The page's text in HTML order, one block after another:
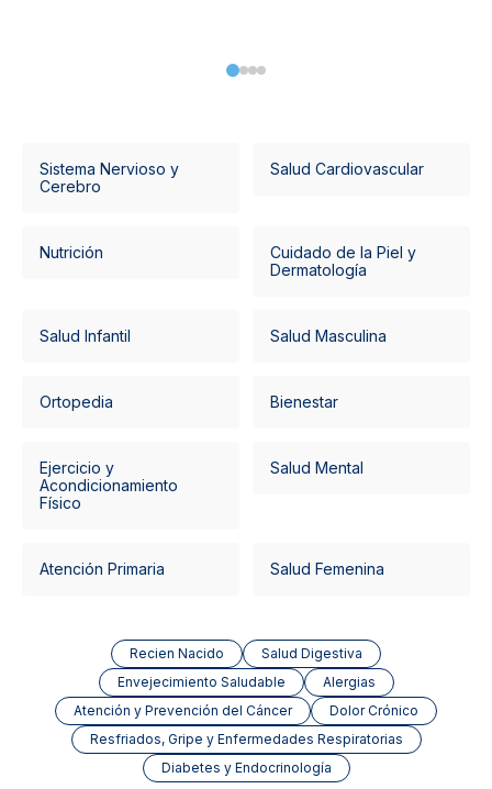
Sistema Nervioso y
Cerebro
Salud Cardiovascular
Nutrición
Cuidado de la Piel y
Dermatología
Salud Infantil Salud Masculina
Ortopedia Bienestar
Ejercicio y
Acondicionamiento
Físico
Salud Mental
Atención Primaria Salud Femenina
Recien Nacido
Salud Digestiva
Envejecimiento Saludable
Alergias
Atención y Prevención del Cáncer
Dolor Crónico
Resfriados, Gripe y Enfermedades Respiratorias
Diabetes y Endocrinología